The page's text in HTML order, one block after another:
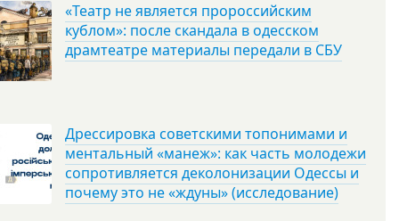
«Театр не является пророссийским
кублом»: после скандала в одесском
драмтеатре материалы передали в СБУ
Дрессировка советскими топонимами и
ментальный «манеж»: как часть молодежи
сопротивляется деколонизации Одессы и
почему это не «ждуны» (исследование)